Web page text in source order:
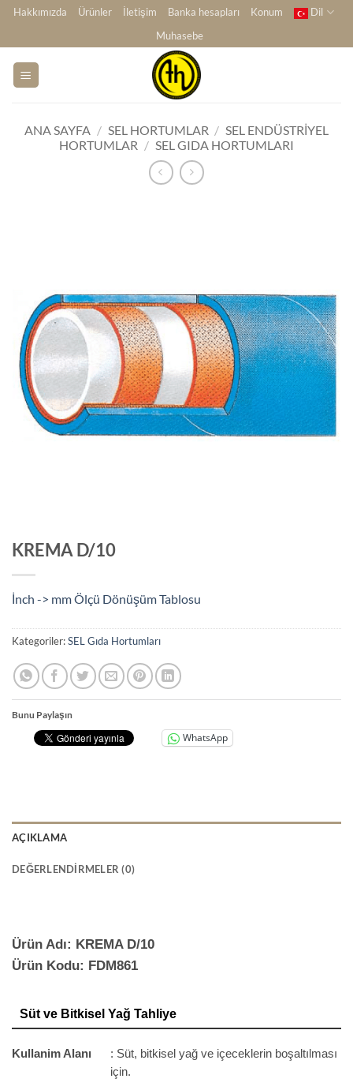
İçeriğe
Hakkımızda Ürünler İletişim Banka hesapları Konum
Dil
Muhasebe
ANA SAYFA / SEL HORTUMLAR / SEL ENDÜSTRIYEL
HORTUMLAR / SEL GIDA HORTUMLARI
KREMA D/10
İnch -> mm Ölçü Dönüşüm Tablosu
Kategoriler:SEL Gıda Hortumları
Bunu Paylaşın
WhatsApp
AÇIKLAMA
DEĞERLENDIRMELER (0)
Ürün Adı: KREMA D/10
Ürün Kodu: FDM861
Süt ve Bitkisel Yağ Tahliye
Kullanim Alanı
: Süt, bitkisel yağ ve içeceklerin boşaltılması
için.